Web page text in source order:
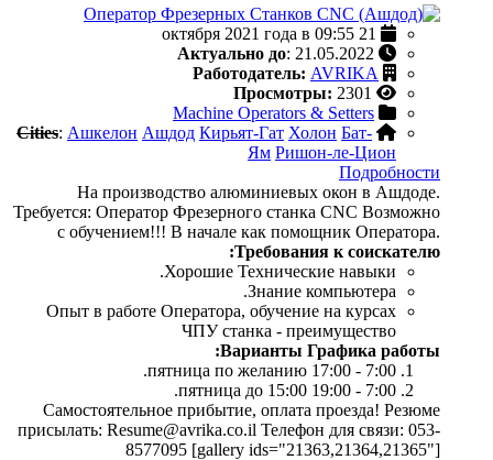
Актуально до: 21.05.2022
Работодатель: AVRIKA
Просмотры: 2301
Machine Operators & Setters
Cities: Ашкелон Ашдод Кирьят-Гат Холон Бат-
Ям Ришон-ле-Цион
Подробности
На производство алюминиевых окон в Ашдоде.
Требуется: Оператор Фрезерного станка CNC Возможно
с обучением!!! В начале как помощник Оператора.
Требования к соискателю:
Хорошие Технические навыки.
Знание компьютера.
Опыт в работе Оператора, обучение на курсах
ЧПУ станка - преимущество
Варианты Графика работы:
7:00 - 17:00 пятница по желанию.
7:00 - 19:00 пятница до 15:00.
Самостоятельное прибытие, оплата проезда! Резюме
присылать: Resume@avrika.co.il Телефон для связи: 053-
8577095 [gallery ids="21363,21364,21365"]